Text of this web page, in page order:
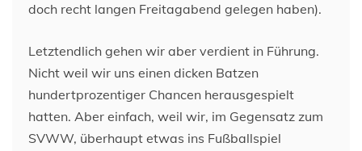
doch recht langen Freitagabend gelegen haben).
Letztendlich gehen wir aber verdient in Führung.
Nicht weil wir uns einen dicken Batzen
hundertprozentiger Chancen herausgespielt
hatten. Aber einfach, weil wir, im Gegensatz zum
SVWW, überhaupt etwas ins Fußballspiel